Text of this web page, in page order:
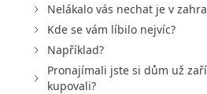
Nelákalo vás nechat je v
Kde se vám líbilo nejvíc?
Například?
Pronajímali jste si dům už
kupovali?